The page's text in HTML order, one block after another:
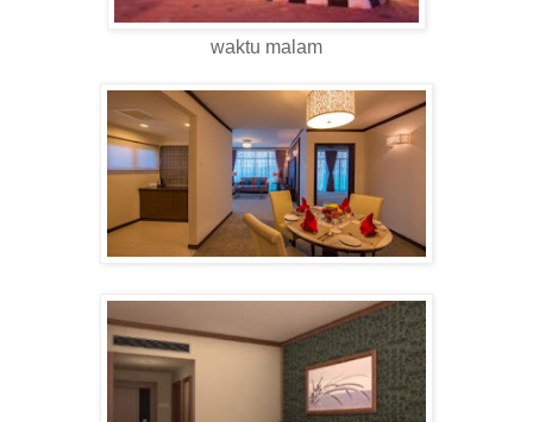
waktu malam